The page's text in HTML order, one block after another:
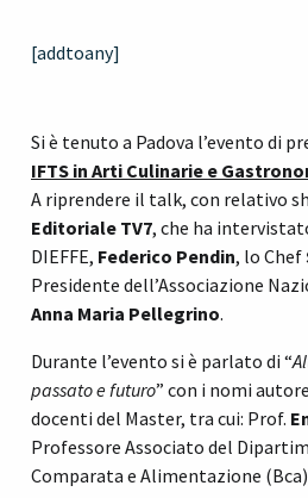
[addtoany]
Si è tenuto a Padova l’evento di
IFTS in Arti Culinarie e
A riprendere il talk, con relativo
Editoriale TV7, che ha
DIEFFE, Federico Pendin, lo Chef
Presidente dell’Associazione
Anna Maria Pellegrino.
Durante l’evento si è parlato di “
passato e futuro” con i nomi
docenti del Master, tra cui: Prof.
Professore Associato del
Comparata e Alimentazione